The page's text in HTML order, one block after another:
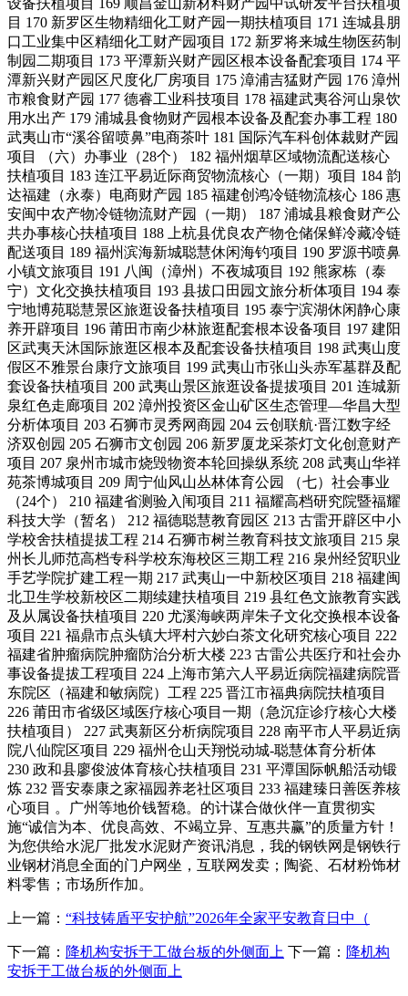
上一篇： “科技铸盾平安护航”2026年全家平安教育日中（
下一篇： 降机构安拆于工做台板的外侧面上 下一篇： 降机构
安拆于工做台板的外侧面上